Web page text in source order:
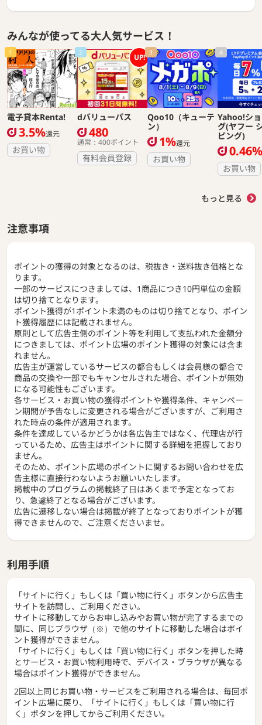
みんなが使ってる大人気サービス！
1
電子貸本Renta!
3.5%還元
お買い物
2 UP!
dバリューパス
480
通常：400ポイント
有料会員登録
3
Qoo10（キューテ
ン）
1%還元
お買い物
4
Yahoo!シ
グ(ヤフー
ピング)
0.46%
お買い物
もっと見る
注意事項
ポイントの獲得の対象となるのは、税抜き・送料抜き価格とな
ります。
一部のサービスにつきましては、1商品につき10円単位の金額
は切り捨てとなります。
ポイント獲得が1ポイント未満のものは切り捨てとなり、ポイン
ト獲得履歴には記載されません。
原則として広告主側のポイント等を利用して支払われた金額分
につきましては、ポイント広場のポイント獲得の対象には含ま
れません。
広告主が運営しているサービスの都合もしくは会員様の都合で
商品の交換や一部でもキャンセルされた場合、ポイントが無効
になる可能性もございます。
各サービス・お買い物の獲得ポイントや獲得条件、キャンペー
ン期間が予告なしに変更される場合がございますが、ご利用さ
れた時点の条件が適用されます。
条件を達成しているかどうかは各広告主ではなく、代理店が行
っているため、広告主はポイントに関する詳細を把握しており
ません。
そのため、ポイント広場のポイントに関するお問い合わせを広
告主様に直接行わないようお願いいたします。
掲載中のプログラムの掲載終了日はあくまで予定となってお
り、急遽終了となる場合がございます。
広告に遷移しない場合は掲載が終了となっておりポイントが獲
得できませんので、ご注意くださいませ。
利用手順
「サイトに行く」もしくは「買い物に行く」ボタンから広告主
サイトを訪問し、ご利用ください。
サイトに移動してからお申し込みやお買い物が完了するまでの
間に、同じブラウザ（※）で他のサイトに移動した場合はポイ
ント獲得ができません。
「サイトに行く」もしくは「買い物に行く」ボタンを押した時
とサービス・お買い物利用時で、デバイス・ブラウザが異なる
場合はポイント獲得ができません。
2回以上同じお買い物・サービスをご利用される場合は、毎回ポ
イント広場に戻り、「サイトに行く」もしくは「買い物に行
く」ボタンを押してからご利用ください。